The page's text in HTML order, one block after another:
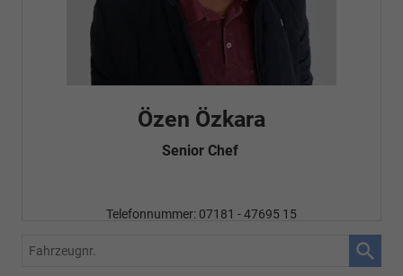
Özen Özkara
Senior Chef
Telefonnummer: 07181 - 47695 15
Fahrzeugnr.